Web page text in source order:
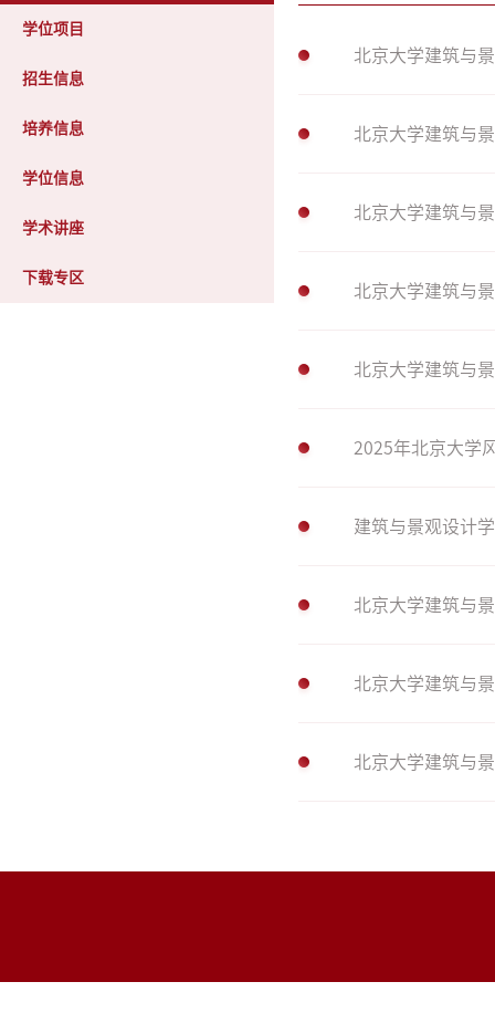
学位项目
招生信息
培养信息
学位信息
学术讲座
下载专区
北京大学建筑与
北京大学建筑与
北京大学建筑与
北京大学建筑与
北京大学建筑与
2025年北京大学
建筑与景观设计
北京大学建筑与
北京大学建筑与